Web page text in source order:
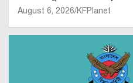
August 6, 2026 KFPlanet